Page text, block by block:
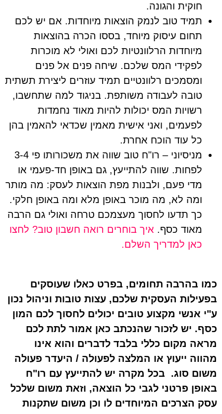
חוקית והגונה.
תמיד טוב לנמק הוצאות מיוחדות. אם יש לכם
תחום עיסוק מיוחד, בססו הכרה בהוצאות
מיוחדות הרלוונטיות לכם ואולי לא מוכרות
לפקידי המס שלכם. שיחה פנים אל פנים
ומסמכים רלוונטיים תמיד עוזרים ליצירת תשתית
טובה לעבודה משותפת. בניגוד למה שתחשבו,
רשויות המס יכולות להיות מאוד נחמדות
לפעמים, ואני אישית מאמין שכדאי להאמין בהן
כל עוד הוכח אחרת.
מניסיוני – רו"ח טוב שווה את משכורותו פי 3-4
לפחות. שווה להתייעץ, גם באופן חד-פעמי או
מדי פעם, ולבנות מפת הוצאות לעסק: מה מותר
ומה לא, מה מוכר באופן מלא ומה באופן חלקי.
כך תדעו לחסוך מעצמכם טרחה ואולי גם הרבה
מאוד כסף. איך בוחרים רואה חשבון טוב? לחצו
כאן למדריך השלם.
כמו בהרבה תחומים, בפרט כאלו שעוסקים
בפעילות העסקית שלכם, עצות טובות וניהול נכון
ע"י אנשי מקצוע טובים יכולים לחסוך לכם המון
כסף. יש לזכור שהנכתב כאן אמור לתת לכם
מראה מקום כללי בלבד לדברים והוא אינו
מהווה ייעוץ או המלצה לפעולה / היעדר פעולה
משום סוג. בכל מקרה יש להתייעץ עם רו"ח
באופן פרטני לגבי כל הוצאה, וזאת משום שלכל
עסק הצרכים המיוחדים לו וכן משום שתקנות